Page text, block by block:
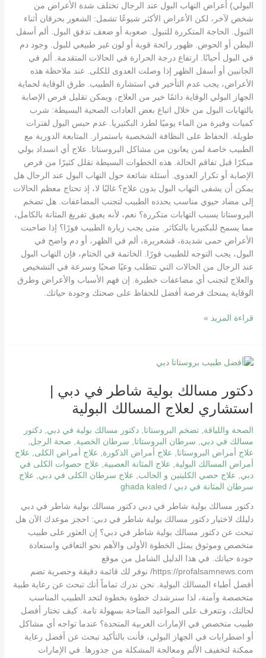
البولي) أعراض التهاب البول عند الرجال تختلف شدة الأعراض من
شخص لآخر، لكن الأعراض الأكثر شيوعًا تشمل: الشعور بحرقان أثناء
التبول. الحاجة المتكررة للتبول. صعوبة أو ضعف تدفق البول. ألم أسفل
البطن أو الحوض. ظهور رائحة قوية أو لون غير طبيعي للبول. وجود دم
في البول أحيانًا. ارتفاع درجة الحرارة في الحالات المتقدمة. ألم في
الجانبين أو أسفل الظهر إذا وصلت العدوى للكلى. عند ملاحظة هذه
الأعراض، يجب عدم التأخير في استشارة الطبيب. طرق الوقاية لحماية
الجهاز البولي الوقاية دائمًا خير من العلاج، ويمكن تقليل فرص الإصابة
بالتهابات البول من خلال اتباع بعض العادات الصحية البسيطة: شرب
كميات وفيرة من الماء يوميًا لطرد البكتيريا. عدم حبس البول لفترات
طويلة. الحفاظ على النظافة الشخصية باستمرار. المتابعة الدورية مع
الطبيب خاصة لمن يعانون من مشاكل البروستاتا. علاج أي انسداد بولي
مبكرًا قبل تفاقم الحالة. هذه الخطوات البسيطة تقلل كثيرًا من فرص
الإصابة أو تكرار العدوى. أسئلة شائعة حول التهاب البول عند الرجال هل
يمكن أن يشفى التهاب البول بدون علاج؟ غالبًا لا، إذ تحتاج معظم الحالات
إلى مضاد حيوي مناسب يحدده الطبيب لتجنب المضاعفات. هل تضخم
البروستاتا يسبب التهابات متكررة؟ نعم، لأنه يعيق تفريغ المثانة بالكامل،
مما يسمح للبكتيريا بالتكاثر. متى يجب زيارة الطبيب فورًا؟ إذا صاحبت
الأعراض حمى شديدة، قشعريرة، ألم في الظهر، أو دم واضح في
البول، يجب التوجه للطبيب فورًا. الخاتمة في الختام، فإن التهاب البول
عند الرجال من الحالات التي تتطلب وعيًا صحيًا وسرعة في التشخيص
والعلاج لتجنب أي مضاعفات خطيرة. إن فهم الأسباب والأعراض وطرق
الوقاية يمنحك فرصة أفضل للحفاظ على صحتك وجودة حياتك.
قراءة المزيد »
دكتور مسالك بولية شاطر في دبي |
استشاري لعلاج المسالك البولية
الصحة واللياقة ,تضخم البروستاتا ,دكتور مسالك بولية في دبي ,دكتور
مسالك في دبي
سرطان البروستاتا سرطان الخصية صحة الرجل
علاج أمراض البروستاتا
علاج أمراض الذكورة علاج أمراض الكلى
علاج
أمراض المسالك البولية
علاج المثانة العصبية
علاج حصوات الكلى في
دبي
علاج حصي الكليتين و الحالب علاج سرطان الكلى في دبي
علاج
سرطان المثانة في دبي /
ghada kaled
دكتور مسالك بولية شاطر في دبي دكتور مسالك بولية شاطر في دبي
دليلك لاختيار دكتور مسالك بولية شاطر في دبي: احجز موعدك الآن هل
تبحث عن دكتور مسالك بولية شاطر في دبي؟ إن العثور على طبيب
متخصص وموثوق يمثل الخطوة الأولى والأهم نحو التعافي واستعادة
جودة حياتك. في هذا الدليل الشامل من موقع
https://profalsamnews.com/ نوفر لك قائمة دقيقة وحصرية تضم
أفضل أطباء المسالك البولية. نحن ندرك تماماً أنك تبحث عن رعاية طبية
متخصصة وآمنة، لذا سنرشدك خطوة بخطوة لتجد الطبيب المناسب
لحالتك، وتتعرف على المواعيد المتاحة بسهولة تامة. كيف تختار أفضل
طبيب متخصص في الإمارات العربية المتحدة؟ عندما تواجه أي مشاكل
أو اضطرابات في الجهاز البولي، فأنت بالتأكيد تبحث عن أفضل رعاية
ممكنة لتخفيف الألم ومعالجة المشكلة من جذورها. في الإمارات
دكتور
بولية
شاطر
في
دبي
|
استشاري
لعلاج
المسالك
البولية